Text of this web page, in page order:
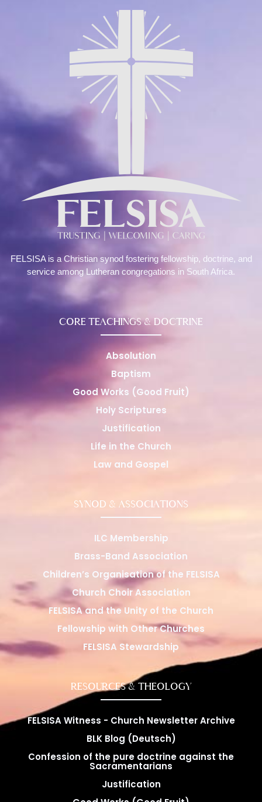
FELSISA is a Christian synod fostering fellowship, doctrine, and
service among Lutheran congregations in South Africa.
CORE TEACHINGS & DOCTRINE
Absolution
Baptism
Good Works (Good Fruit)
Holy Scriptures
Justification
Life in the Church
Law and Gospel
SYNOD & ASSOCIATIONS
ILC Membership
Brass-Band Association
Children’s Organisation of the FELSISA
Church Choir Association
FELSISA and the Unity of the Church
Fellowship with Other Churches
FELSISA Stewardship
RESOURCES & THEOLOGY
FELSISA Witness - Church Newsletter Archive
BLK Blog (Deutsch)
Confession of the pure doctrine against the
Sacramentarians
Justification